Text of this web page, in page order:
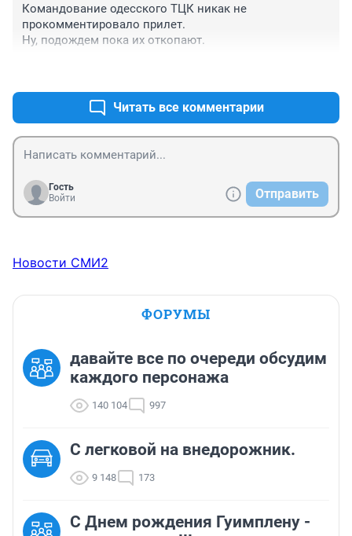
Командование одесского ТЦК никак не
прокомментировало прилет.
Ну, подождем пока их откопают.
Читать все комментарии
Гость
Войти
Отправить
Новости СМИ2
ФОРУМЫ
давайте все по очереди обсудим
каждого персонажа
140 104 997
C легковой на внедорожник.
9 148 173
С Днем рождения Гуимплену -